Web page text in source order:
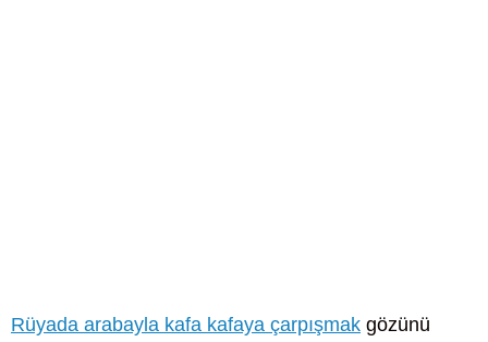
Rüyada arabayla kafa kafaya çarpışmak gözünü